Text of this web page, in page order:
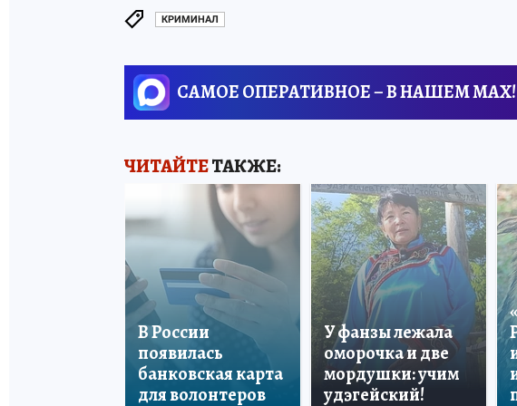
КРИМИНАЛ
САМОЕ ОПЕРАТИВНОЕ – В НАШЕМ MAX!
ЧИТАЙТЕТАКЖЕ:
В России
появилась
банковская карта
для волонтеров
У фанзы лежала
оморочка и две
мордушки: учим
удэгейский!